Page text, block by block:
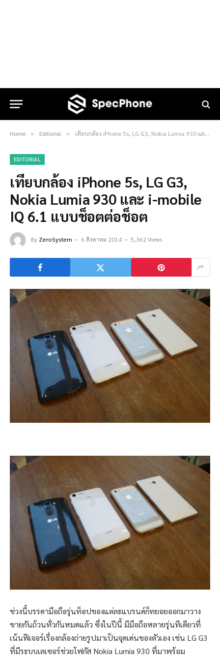
Home » Editorial » เทียบกล้อง iPhone 5s, LG G3, Nokia Lumia 930 และ i-mobile IQ 6.1 แบบช็อตต่อช็อต
EDITORIAL
เทียบกล้อง iPhone 5s, LG G3,
Nokia Lumia 930 และ i-mobile
IQ 6.1 แบบช็อตต่อช็อต
By ZeroSystem 6 สิงหาคม 2014 5,362 Views
ช่วงนี้บรรดามือถือรุ่นท็อปของแต่ละแบรนด์ก็ทยอยออกมาวาง
ขายกันถ้วนทั่วกันหมดแล้ว ซึ่งในปีนี้ มีมือถือหลายรุ่นทีเดียวที่
เน้นฟีเจอร์เรื่องกล้องถ่ายรูปมาเป็นจุดเด่นของตัวเอง เช่น LG G3
ที่มีระบบเลเซอร์ช่วยโฟกัส Nokia Lumia 930 ที่มาพร้อม